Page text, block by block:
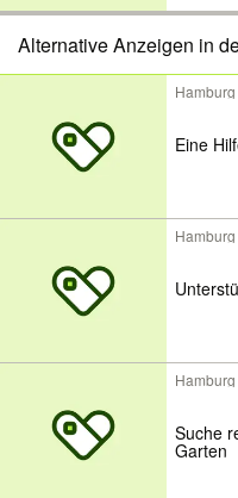
Alternative Anzeigen in
Hamburg
Eine
Hamburg
Hamburg
Suche
Garten